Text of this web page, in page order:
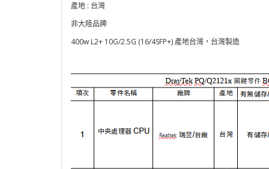
產地 : 台灣
非大陸品牌
400w L2+ 10G/2.5G (16/4SFP+) 產地台灣，台灣製造